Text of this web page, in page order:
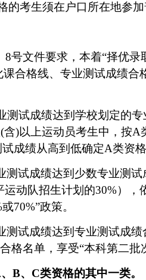
的考生须在户口所在地参
8号文件要求，本着“择优
课合格线、专业测试成绩合
测试成绩达到学校划定的
(含)以上运动员考生中， 按A
试成绩从高到低确定A类资
测试成绩达到少数专业测
运动队招生计划的30%），
或70%”政策。
测试成绩达到专业测试成
格名单， 享受“本科第二批
、 B、 C类资格的其中一类。